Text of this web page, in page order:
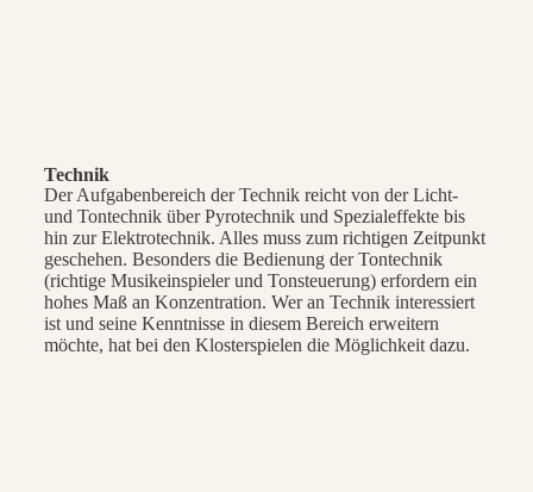
Technik
Der Aufgabenbereich der Technik reicht von der Licht-
und Tontechnik über Pyrotechnik und Spezialeffekte bis
hin zur Elektrotechnik. Alles muss zum richtigen Zeitpunkt
geschehen. Besonders die Bedienung der Tontechnik
(richtige Musikeinspieler und Tonsteuerung) erfordern ein
hohes Maß an Konzentration. Wer an Technik interessiert
ist und seine Kenntnisse in diesem Bereich erweitern
möchte, hat bei den Klosterspielen die Möglichkeit dazu.